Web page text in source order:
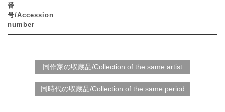
番
号/Accession
number